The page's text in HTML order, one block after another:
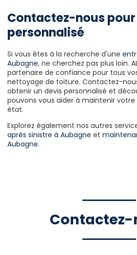
Contactez-nous
personnalisé
Si vous êtes à la recherche d'une
Aubagne, ne cherchez pas plus loin.
partenaire de confiance pour tous
nettoyage de toiture. Contactez-
obtenir un devis personnalisé et
pouvons vous aider à maintenir
état.
Explorez également nos autres
après sinistre à Aubagne et
Aubagne.
Contactez-